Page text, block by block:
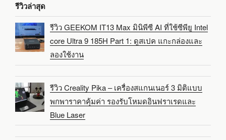
รีวิวล่าสุด
รีวิว GEEKOM IT13 Max มินิพีซี AI ที่ใช้ซีพียู Intel
core Ultra 9 185H Part 1: ดูสเปค แกะกล่องและ
ลองใช้งาน
รีวิว Creality Pika – เครื่องสแกนเนอร์ 3 มิติแบบ
พกพาราคาคุ้มค่า รองรับโหมดอินฟราเรดและ
Blue Laser